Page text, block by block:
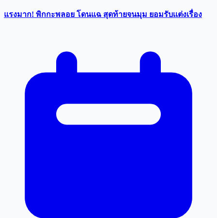
แรงมาก! พิกกะพลอย โดนแฉ สุดท้ายจนมุม ยอมรับเเต่งเรื่อง